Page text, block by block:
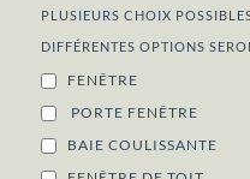
PLUSIEURS CHOIX
DIFFÉRENTES OPTIONS
FENÊTRE
PORTE FENÊTRE
BAIE COULISSANTE